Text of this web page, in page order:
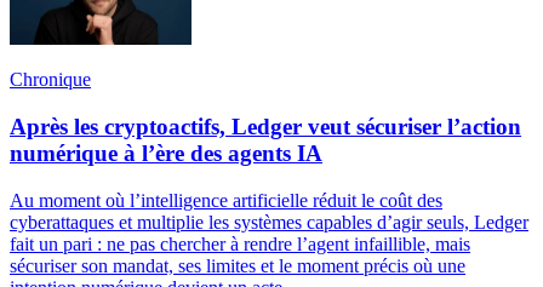
Chronique
Après les cryptoactifs, Ledger veut sécuriser l’action
numérique à l’ère des agents IA
Au moment où l’intelligence artificielle réduit le coût des
cyberattaques et multiplie les systèmes capables d’agir seuls, Ledger
fait un pari : ne pas chercher à rendre l’agent infaillible, mais
sécuriser son mandat, ses limites et le moment précis où une